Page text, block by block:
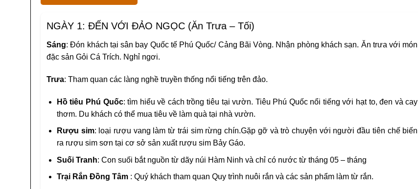
NGÀY 1: ĐẾN VỚI ĐẢO NGỌC (Ăn Trưa – Tối)
Sáng: Đón khách tại sân bay Quốc tế Phú Quốc/ Cảng Bãi Vòng. Nhận phòng khách sạn. Ăn trưa với món
đặc sản Gỏi Cá Trích. Nghỉ ngơi.
Trưa: Tham quan các làng nghề truyền thống nổi tiếng trên đảo.
Hồ tiêu Phú Quốc: tìm hiểu về cách trồng tiêu tại vườn. Tiêu Phú Quốc nổi tiếng với hạt to, đen và cay
thơm. Du khách có thể mua tiêu về làm quà tại nhà vườn.
Rượu sim: loại rượu vang làm từ trái sim rừng chín.Gặp gỡ và trò chuyện với người đầu tiên chế biến
ra rượu sim sơn tại cơ sở sản xuất rượu sim Bảy Gáo.
Suối Tranh: Con suối bắt nguồn từ dãy núi Hàm Ninh và chỉ có nước từ tháng 05 – tháng
Trại Rắn Đồng Tâm : Quý khách tham quan Quy trình nuôi rắn và các sản phẩm làm từ rắn.